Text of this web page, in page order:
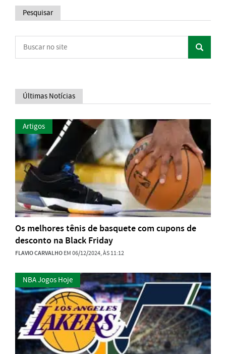
Pesquisar
Últimas Notícias
Artigos
Os melhores tênis de basquete com cupons de
desconto na Black Friday
FLAVIO CARVALHOEM 06/12/2024, ÀS 11:12
NBA Jogos Hoje